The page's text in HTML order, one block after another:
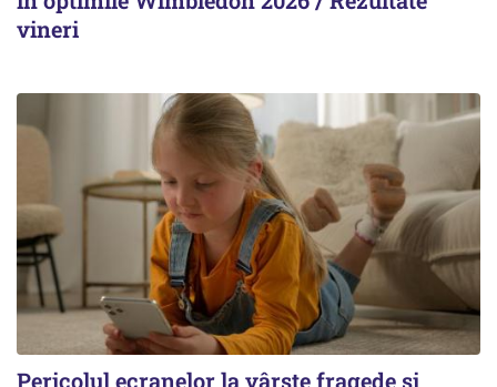
vineri
Pericolul ecranelor la vârste fragede și